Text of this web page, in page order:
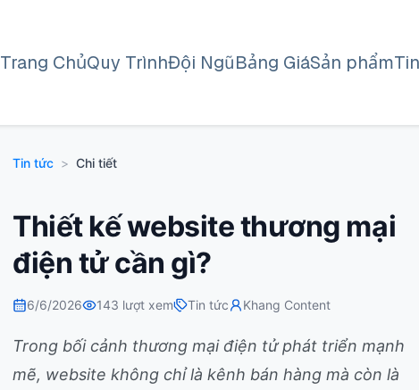
Trang ChủQuy TrìnhĐội NgũBảng GiáSản phẩm
Tin tức > Chi tiết
Thiết kế website thương mại
điện tử cần gì?
6/6/2026 143 lượt xem Tin tức Khang Content
Trong bối cảnh thương mại điện tử phát triển mạnh
mẽ, website không chỉ là kênh bán hàng mà còn là